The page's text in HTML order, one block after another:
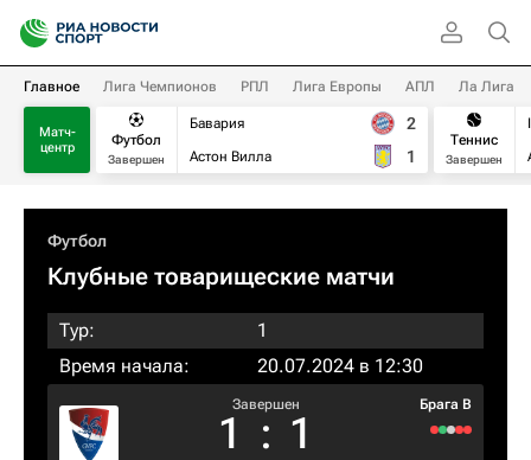
Главное Лига Чемпионов РПЛ Лига Европы АПЛ Ла Лига
Матч-
центр
Футбол
Завершен
Бавария
Астон Вилла
2
1
Теннис
Завершен
Футбол
Клубные товарищеские матчи
Тур:
1
Время начала:
20.07.2024 в 12:30
Завершен
1 : 1
Брага B